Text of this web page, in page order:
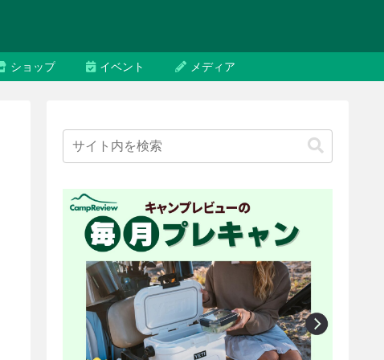
ショップ イベント メディア